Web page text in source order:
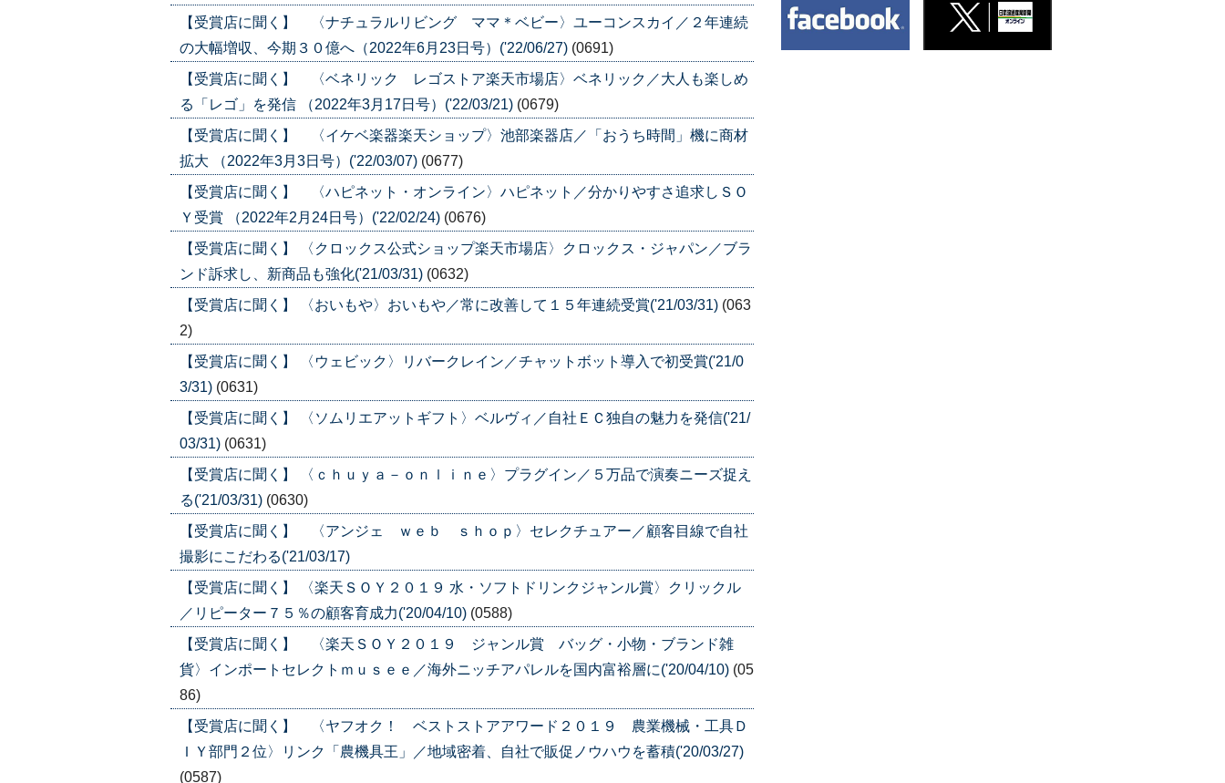
【受賞店に聞く】 〈ナチュラルリビング ママ＊ベビー〉ユーコンスカイ／２年連続
の大幅増収、今期３０億へ（2022年6月23日号）('22/06/27) (0691)
【受賞店に聞く】 〈ベネリック レゴストア楽天市場店〉ベネリック／大人も楽しめ
る「レゴ」を発信 （2022年3月17日号）('22/03/21) (0679)
【受賞店に聞く】 〈イケベ楽器楽天ショップ〉池部楽器店／「おうち時間」機に商材
拡大 （2022年3月3日号）('22/03/07) (0677)
【受賞店に聞く】 〈ハピネット・オンライン〉ハピネット／分かりやすさ追求しＳＯ
Ｙ受賞 （2022年2月24日号）('22/02/24) (0676)
【受賞店に聞く】 〈クロックス公式ショップ楽天市場店〉クロックス・ジャパン／ブラ
ンド訴求し、新商品も強化('21/03/31) (0632)
【受賞店に聞く】 〈おいもや〉おいもや／常に改善して１５年連続受賞('21/03/31) (063
2)
【受賞店に聞く】 〈ウェビック〉リバークレイン／チャットボット導入で初受賞('21/0
3/31) (0631)
【受賞店に聞く】 〈ソムリエアットギフト〉ベルヴィ／自社ＥＣ独自の魅力を発信('21/
03/31) (0631)
【受賞店に聞く】 〈ｃｈｕｙａ－ｏｎｌｉｎｅ〉プラグイン／５万品で演奏ニーズ捉え
る('21/03/31) (0630)
【受賞店に聞く】 〈アンジェ ｗｅｂ ｓｈｏｐ〉セレクチュアー／顧客目線で自社
撮影にこだわる('21/03/17)
【受賞店に聞く】 〈楽天ＳＯＹ２０１９ 水・ソフトドリンクジャンル賞〉クリックル
／リピーター７５％の顧客育成力('20/04/10) (0588)
【受賞店に聞く】 〈楽天ＳＯＹ２０１９ ジャンル賞 バッグ・小物・ブランド雑
貨〉インポートセレクトｍｕｓｅｅ／海外ニッチアパレルを国内富裕層に('20/04/10) (05
86)
【受賞店に聞く】 〈ヤフオク！ ベストストアアワード２０１９ 農業機械・工具Ｄ
ＩＹ部門２位〉リンク「農機具王」／地域密着、自社で販促ノウハウを蓄積('20/03/27)
(0587)